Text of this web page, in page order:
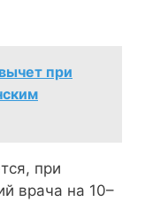
при
при
врача на 10–